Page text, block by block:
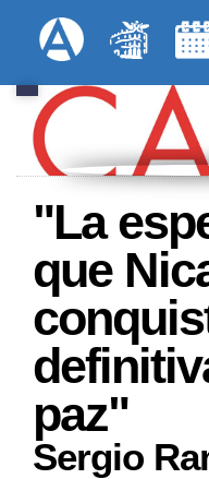
Menú
"La
que
paz"
Sergio